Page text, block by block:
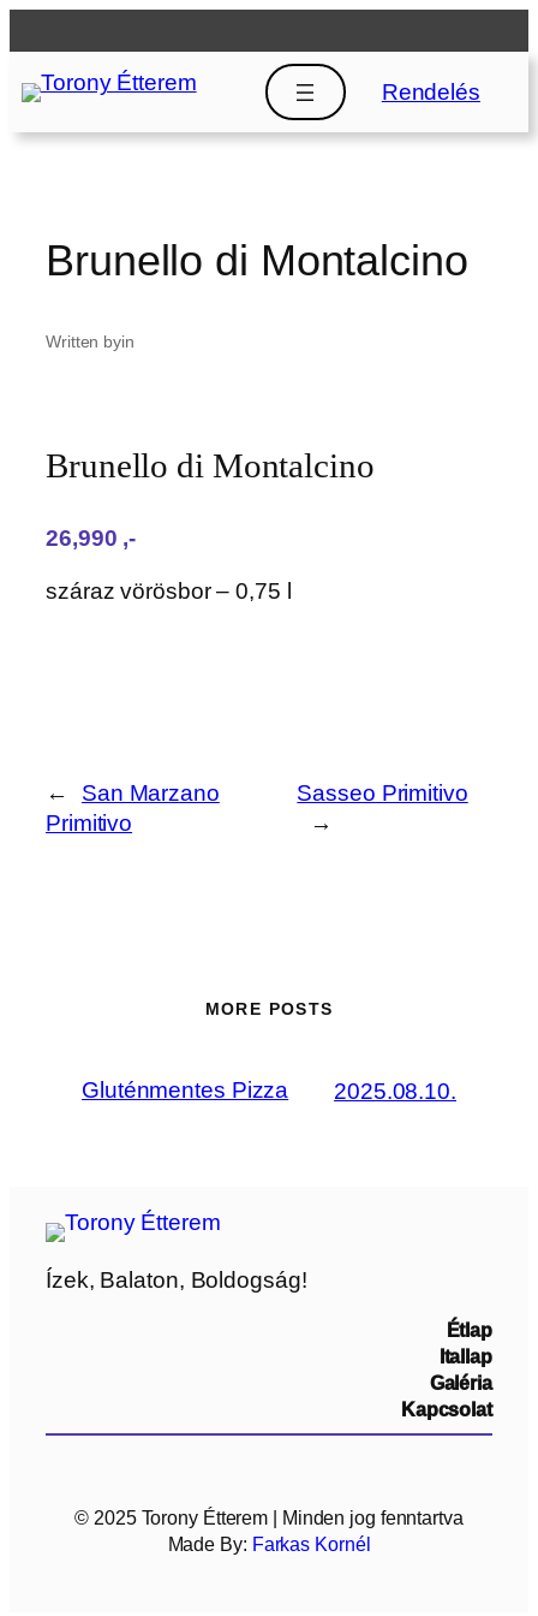
a
tartalomhoz
Rendelés
Brunello di Montalcino
Written byin
Brunello di Montalcino
26,990‎ ,-
száraz vörösbor – 0,75 l
←
San Marzano
Primitivo
Sasseo Primitivo
→
MORE POSTS
Gluténmentes Pizza 2025.08.10.
Ízek, Balaton, Boldogság!
Étlap
Itallap
Galéria
Kapcsolat
© 2025 Torony Étterem | Minden jog fenntartva
Made By: Farkas Kornél